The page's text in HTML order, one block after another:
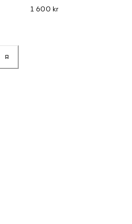
1 600 kr